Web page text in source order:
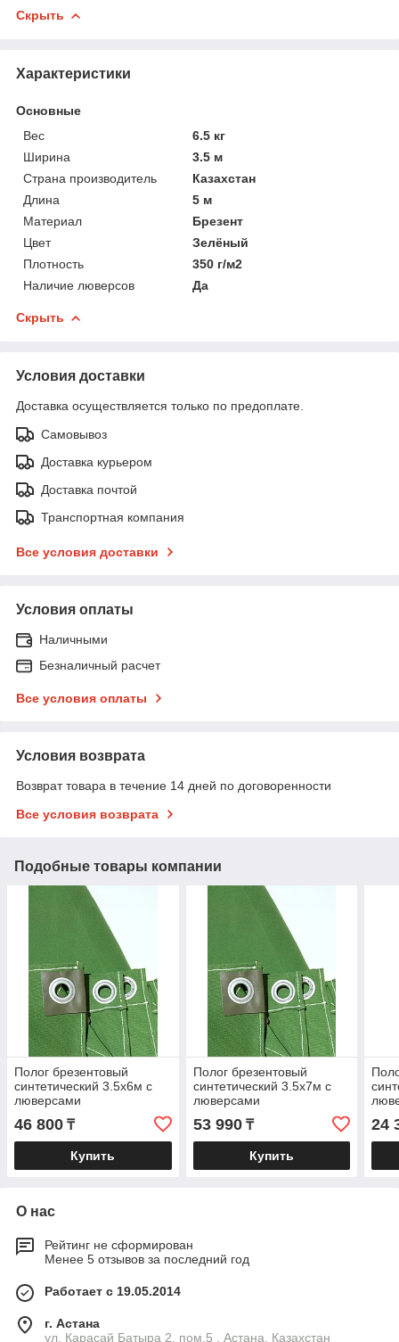
Скрыть
Характеристики
Основные
Вес
6.5 кг
Ширина
3.5 м
Страна производитель
Казахстан
Длина
5 м
Материал
Брезент
Цвет
Зелёный
Плотность
350 г/м2
Наличие люверсов
Да
Скрыть
Условия доставки
Доставка осуществляется только по предоплате.
Самовывоз
Доставка курьером
Доставка почтой
Транспортная компания
Все условия доставки
Условия оплаты
Наличными
Безналичный расчет
Все условия оплаты
Условия возврата
Возврат товара в течение 14 дней по договоренности
Все условия возврата
Подобные товары компании
Полог брезентовый
синтетический 3.5х6м с
люверсами
46 800 ₸
Купить
Полог брезентовый
синтетический 3.5х7м с
люверсами
53 990₸
Купить
24
О нас
Рейтинг не сформирован
Менее 5 отзывов за последний год
Работает с 19.05.2014
г. Астана
ул. Карасай Батыра 2, пом.5 , Астана, Казахстан